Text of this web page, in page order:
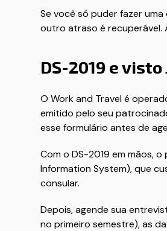
Se você só puder fazer
outro atraso é recuperável.
DS-2019 e visto
O Work and Travel é
emitido pelo seu
esse formulário antes de
Com o DS-2019 em mãos,
Information System), que
consular.
Depois, agende sua
no primeiro semestre), as